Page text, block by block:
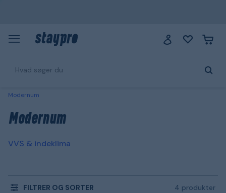
Modernum
Modernum
VVS & indeklima
FILTRER OG SORTER 4 produkter